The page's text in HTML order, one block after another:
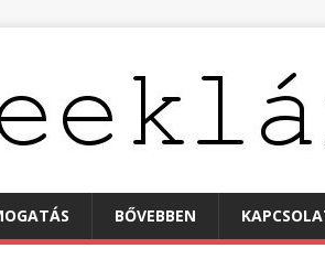
BŐVEBBEN